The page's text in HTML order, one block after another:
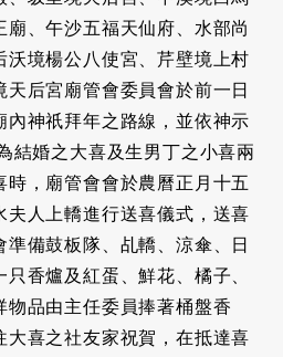
、午沙五福天仙府、水部尚
沃境楊公八使宮、芹壁境上村
后宮廟管會委員會於前一日
內神祇拜年之路線，並依神示
結婚之大喜及生男丁之小喜兩
，廟管會會於農曆正月十五
夫人上轎進行送喜儀式，送喜
備鼓板隊、乩轎、涼傘、日
香爐及紅蛋、鮮花、橘子、
物品由主任委員捧著桶盤香
大喜之社友家祝賀，在抵達喜